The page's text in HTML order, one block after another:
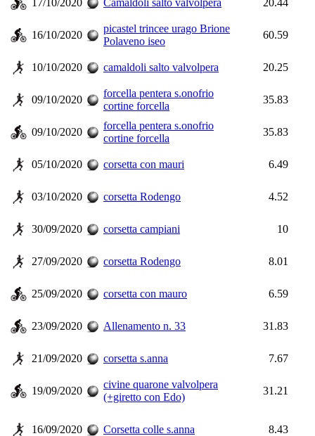
17/10/2020 Camaldoli salto valvolpera 20.44
16/10/2020
picastel trincee urago Brione
Polaveno iseo
60.59
10/10/2020 camaldoli salto valvolpera 20.25
09/10/2020
forcella pentera s.onofrio
cortine forcella
35.83
09/10/2020
forcella pentera s.onofrio
cortine forcella
35.83
05/10/2020 corsetta con mauri 6.49
03/10/2020 corsetta Rodengo 4.52
30/09/2020 corsetta campiani 10
27/09/2020 corsetta Rodengo 8.01
25/09/2020 corsetta con mauro 6.59
23/09/2020 Allenamento n. 33 31.83
21/09/2020 corsetta s.anna 7.67
19/09/2020
civine quarone valvolpera
(+giretto con Edo)
31.21
16/09/2020 Corsetta colle s.anna 8.43